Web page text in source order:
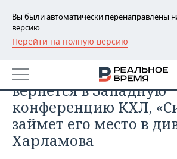
Вы были автоматически перенаправлены
версию.
Перейти на полную версию
РЕГИОНЫ
БАШКОРТОСТАН
ТАТАРСТАН
УДМУРТИЯ
НОВОСТИ
АНАЛИТИКА
НОВОСТИ АНАЛИТИКИ
ДЕКЛАРАЦИИ О ДОХОДАХ
ЭКОНОМИКА
НОВОСТИ ЭКОНОМИКИ
ПРОМЫШЛЕННОСТЬ
Нижегородское
вернется в Западную
конференцию КХЛ,
займет его место в
Харламова